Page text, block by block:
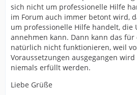
sich nicht um professionelle Hilfe
im Forum auch immer betont wird,
um professionelle Hilfe handelt,
annehmen kann. Dann kann das
natürlich nicht funktionieren, weil
Voraussetzungen ausgegangen
niemals erfüllt werden.
Liebe Grüße